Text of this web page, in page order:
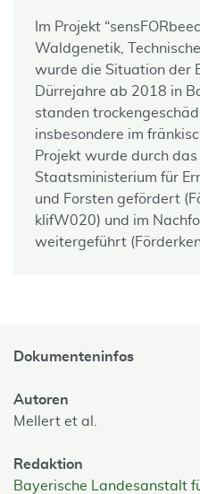
Im Projekt
Waldgenetik,
wurde die Situation der
Dürrejahre ab 2018 in
standen
insbesondere im
Projekt wurde durch
Staatsministerium für
und Forsten gefördert
klifW020) und im
weitergeführt
Dokumenteninfos
Autoren
Mellert et al.
Redaktion
Bayerische Landesanstalt